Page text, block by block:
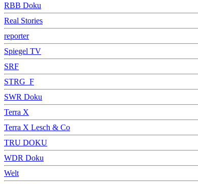
RBB Doku
Real Stories
reporter
Spiegel TV
SRF
STRG_F
SWR Doku
Terra X
Terra X Lesch & Co
TRU DOKU
WDR Doku
Welt